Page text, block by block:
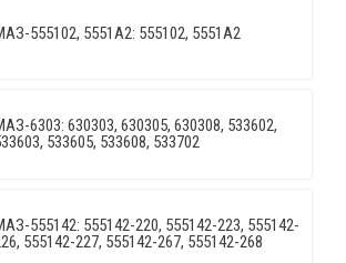
555102, 5551А2: 555102, 5551А2
6303: 630303, 630305, 630308, 533602,
533605, 533608, 533702
555142: 555142-220, 555142-223, 555142-
555142-227, 555142-267, 555142-268